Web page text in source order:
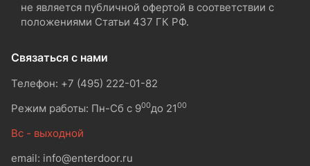
не является публичной офертой в соответствии с
положениями Статьи 437 ГК РФ.
Связаться с нами
Телефон: +7 (495) 222-01-82
Режим работы: Пн-Сб с 900до 2100
Вс - выходной
email: info@enterdoor.ru